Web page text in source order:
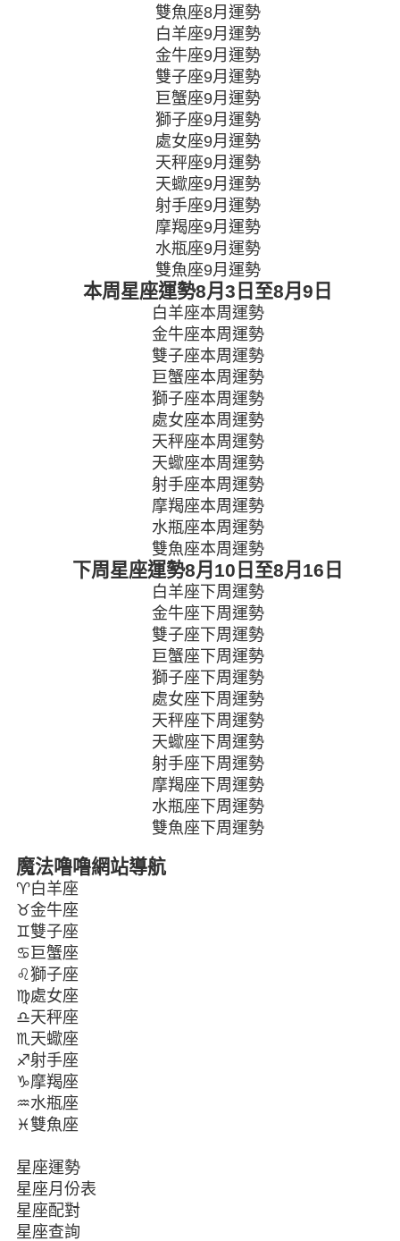
雙魚座8月運勢
白羊座9月運勢
金牛座9月運勢
雙子座9月運勢
巨蟹座9月運勢
獅子座9月運勢
處女座9月運勢
天秤座9月運勢
天蠍座9月運勢
射手座9月運勢
摩羯座9月運勢
水瓶座9月運勢
雙魚座9月運勢
本周星座運勢8月3日至8月9日
白羊座本周運勢
金牛座本周運勢
雙子座本周運勢
巨蟹座本周運勢
獅子座本周運勢
處女座本周運勢
天秤座本周運勢
天蠍座本周運勢
射手座本周運勢
摩羯座本周運勢
水瓶座本周運勢
雙魚座本周運勢
下周星座運勢8月10日至8月16日
白羊座下周運勢
金牛座下周運勢
雙子座下周運勢
巨蟹座下周運勢
獅子座下周運勢
處女座下周運勢
天秤座下周運勢
天蠍座下周運勢
射手座下周運勢
摩羯座下周運勢
水瓶座下周運勢
雙魚座下周運勢
魔法噜噜網站導航
♈白羊座
♉金牛座
♊雙子座
♋巨蟹座
♌獅子座
♍處女座
♎天秤座
♏天蠍座
♐射手座
♑摩羯座
♒水瓶座
♓雙魚座
星座運勢
星座月份表
星座配對
星座查詢